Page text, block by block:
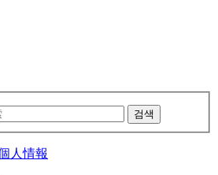
검색
人情報